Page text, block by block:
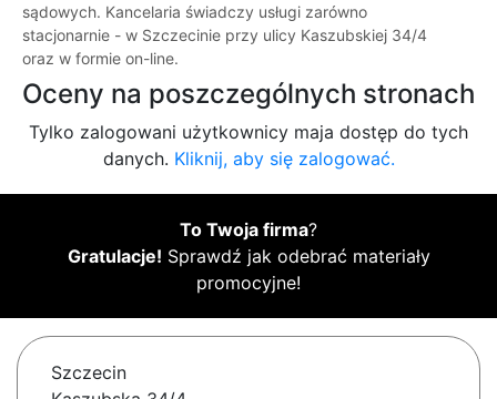
sądowych. Kancelaria świadczy usługi zarówno
stacjonarnie - w Szczecinie przy ulicy Kaszubskiej 34/4
oraz w formie on-line.
Oceny na poszczególnych stronach
Tylko zalogowani użytkownicy maja dostęp do tych
danych. Kliknij, aby się zalogować.
To Twoja firma?
Gratulacje! Sprawdź jak odebrać materiały
promocyjne!
Szczecin